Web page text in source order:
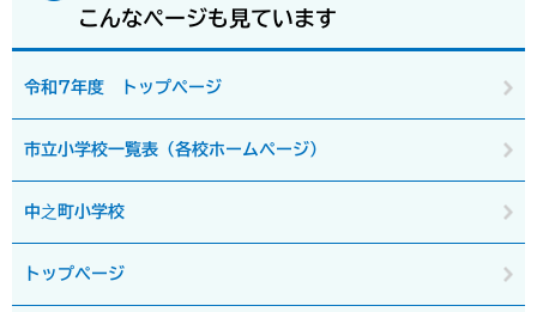
こんなページも見ています
令和7年度 トップページ
市立小学校一覧表（各校ホームページ）
中之町小学校
トップページ